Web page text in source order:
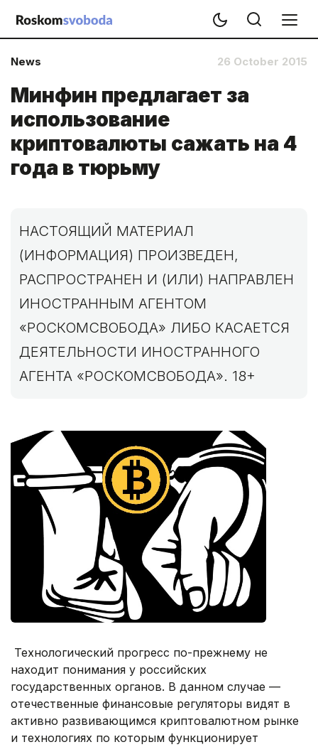
News 26 October 2015
Минфин предлагает за
использование
криптовалюты сажать на 4
года в тюрьму
НАСТОЯЩИЙ МАТЕРИАЛ
(ИНФОРМАЦИЯ) ПРОИЗВЕДЕН,
РАСПРОСТРАНЕН И (ИЛИ) НАПРАВЛЕН
ИНОСТРАННЫМ АГЕНТОМ
«РОСКОМСВОБОДА» ЛИБО КАСАЕТСЯ
ДЕЯТЕЛЬНОСТИ ИНОСТРАННОГО
АГЕНТА «РОСКОМСВОБОДА». 18+
Технологический прогресс по-прежнему не
находит понимания у российских
государственных органов. В данном случае —
отечественные финансовые регуляторы видят в
активно развивающимся криптовалютном рынке
и технологиях по которым функционирует